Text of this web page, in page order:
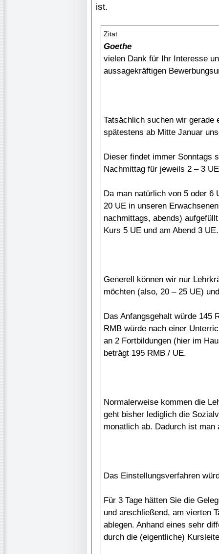
ist.
Zitat
Goethe
vielen Dank für Ihr Interesse
aussagekräftigen
Tatsächlich suchen wir gerade
spätestens ab Mitte Januar
Dieser findet immer Sonntags
Nachmittag für jeweils 2 – 3
Da man natürlich von 5 oder 6
20 UE in unseren
nachmittags, abends)
Kurs 5 UE und am Abend 3 UE.
Generell können wir nur
möchten (also, 20 – 25 UE)
Das Anfangsgehalt würde 145
RMB würde nach einer
an 2 Fortbildungen (hier im
beträgt 195 RMB / UE.
Normalerweise kommen die
geht bisher lediglich die
monatlich ab. Dadurch ist
Das Einstellungsverfahren
Für 3 Tage hätten Sie die
und anschließend, am vierten
ablegen. Anhand eines sehr
durch die (eigentliche)